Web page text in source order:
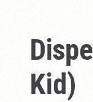
Kid)